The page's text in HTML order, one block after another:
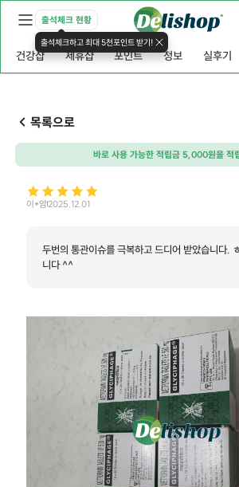
출석체크 현황
출석체크하고 최대 5천포인트 받기!
건강샵 제휴샵 포인트 정보 실후기
목록으로
바로 사용 가능한 적립금 5,000원을 적
이*암2025.12.01
두번의 통관이슈를 극복하고 드디어 받았습니다.
니다 ^^